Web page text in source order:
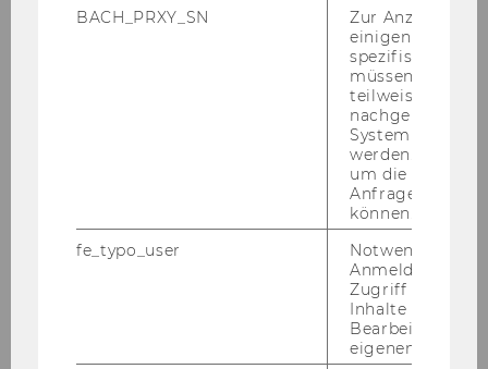
On the Very Idea of Context
Wahrheitskonditionale Semantik -
Nachhaltige Führung
Wahrheit, Wahrnehmung und Bewertung
Conferences, Workshops & Vorträge
BACH_PRXY_SN
Zur Anzeige von
einigen WU-
spezifischen
müssen
teilweise von
nachgelagerten
System
werden.
um die Antwort
Anfrage
können.
fe_typo_user
Notwendig für
Anmeldung und
Zugriff auf
Inhalte oder zur
Bearbeitung des
eigenen Profils.